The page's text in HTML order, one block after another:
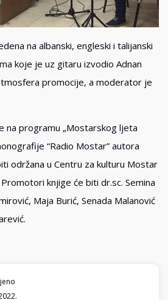
na albanski, engleski i talijanski
koje je uz gitaru izvodio Adnan
promocije, a moderator je
na programu „Mostarskog ljeta
“Radio Mostar” autora
održana u Centru za kulturu Mostar
knjige će biti dr.sc. Semina
Maja Burić, Senada Malanović